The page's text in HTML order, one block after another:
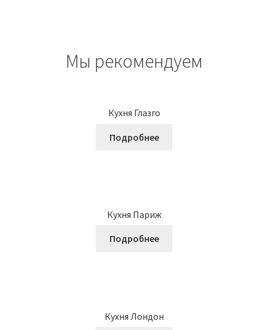
Мы рекомендуем
Кухня Глазго
Подробнее
Кухня Париж
Подробнее
Кухня Лондон